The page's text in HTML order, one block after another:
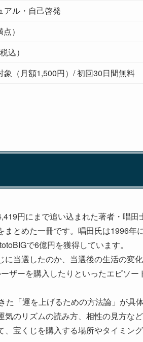
アル・自己啓発
）
込）
象（月額1,500円）/ 初回30日間無料
円にまで追い込まれた著者・唱
とめた一冊です。唱田氏は1996年
で6億円を獲得しています。
当選したのか、当選後の生活の変
ザーを購入したりといったエピソ
「運を上げるための方法論」が具
のリズムの読み方、相性の見方な
宝くじを購入する場所やタイミン